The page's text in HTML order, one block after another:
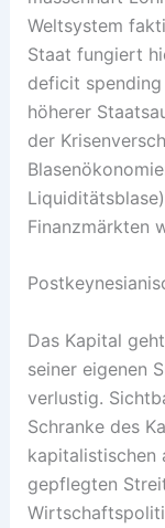
Weltsystem
Staat fungiert
deficit
höherer
der
Finanzmärkten
Das Kapital
seiner eigenen
verlustig.
Schranke des
kapitalistischen
gepflegten